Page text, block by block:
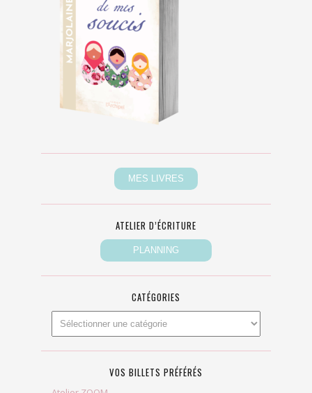
ATELIER D’ÉCRITURE
CATÉGORIES
VOS BILLETS PRÉFÉRÉS